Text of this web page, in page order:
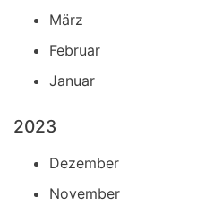
März
Februar
Januar
2023
Dezember
November